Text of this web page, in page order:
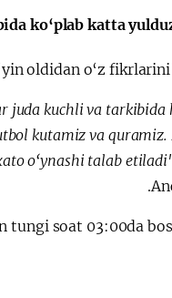
ko‘plab katta
oldidan o‘z
juda kuchli va tarkibida
kutamiz va quramiz.
o‘ynashi talab
soat 03:00da